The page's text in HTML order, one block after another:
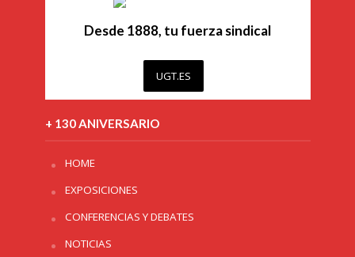
Desde 1888, tu fuerza sindical
UGT.ES
+ 130 ANIVERSARIO
HOME
EXPOSICIONES
CONFERENCIAS Y DEBATES
NOTICIAS